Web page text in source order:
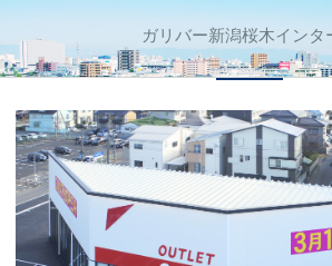
ガリバー新潟桜木インタ